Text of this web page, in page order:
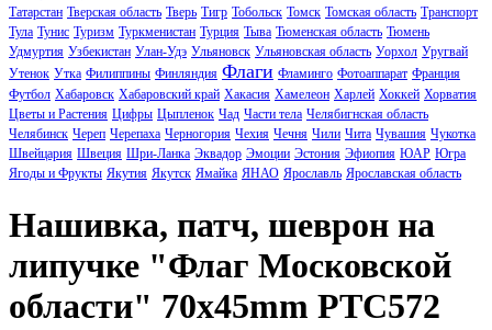
Татарстан Тверская область Тверь Тигр Тобольск Томск Томская область Транспорт
Тула Тунис Туризм Туркменистан Турция Тыва Тюменская область Тюмень
Удмуртия Узбекистан Улан-Удэ Ульяновск Ульяновская область Уорхол Уругвай
Утенок Утка Филиппины Финляндия Флаги Фламинго Фотоаппарат Франция
Футбол Хабаровск Хабаровский край Хакасия Хамелеон Харлей Хоккей Хорватия
Цветы и Растения Цифры Цыпленок Чад Части тела Челябигнская область
Челябинск Череп Черепаха Черногория Чехия Чечня Чили Чита Чувашия Чукотка
Швейцария Швеция Шри-Ланка Эквадор Эмоции Эстония Эфиопия ЮАР Югра
Ягоды и Фрукты Якутия Якутск Ямайка ЯНАО Ярославль Ярославская область
Нашивка, патч, шеврон на
липучке "Флаг Московской
области" 70x45mm PTC572